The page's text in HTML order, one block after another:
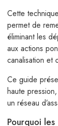
Cette
permet de
éliminant les
aux actions
canalisation et
Ce guide
haute
un réseau
Pourquoi